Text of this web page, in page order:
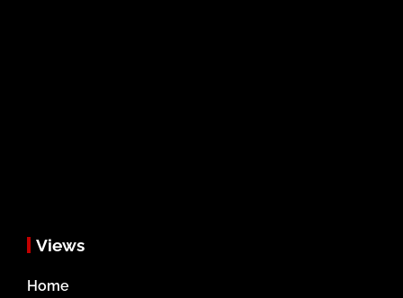
Views
Home